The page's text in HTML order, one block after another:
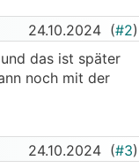
24.10.2024 (#2)
das ist später
noch mit der
24.10.2024 (#3)